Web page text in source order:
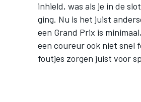
inhield, was als je in de
ging. Nu is het juist
een Grand Prix is
een coureur ook niet snel
foutjes zorgen juist voor